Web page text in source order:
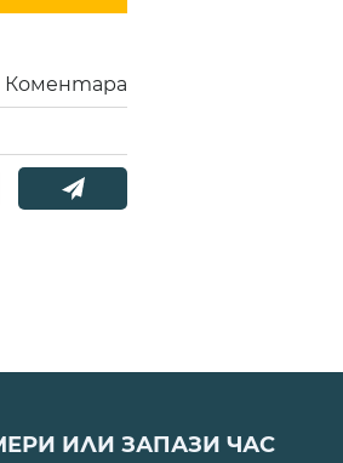
Коментара
ИЛИ ЗАПАЗИ ЧАС